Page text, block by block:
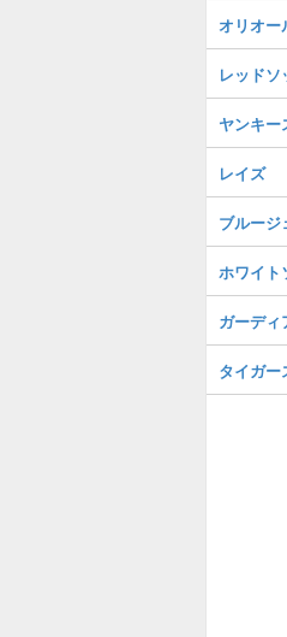
オリオー
レッドソ
ヤンキー
レイズ
ブルージ
ホワイト
ガーディ
タイガー